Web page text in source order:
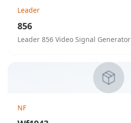
Leader
856
Leader 856 Video Signal Generator
NF